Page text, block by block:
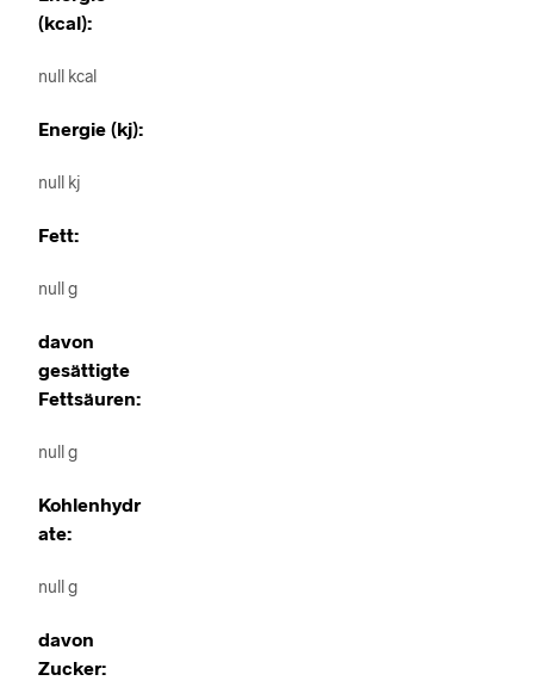
(kcal):
null kcal
Energie (kj):
null kj
Fett:
null g
davon
gesättigte
Fettsäuren:
null g
Kohlenhydr
ate:
null g
davon
Zucker: